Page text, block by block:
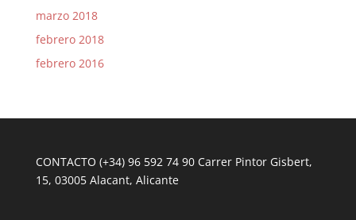
marzo 2018
febrero 2018
febrero 2016
CONTACTO (+34) 96 592 74 90 Carrer Pintor Gisbert,
15, 03005 Alacant, Alicante